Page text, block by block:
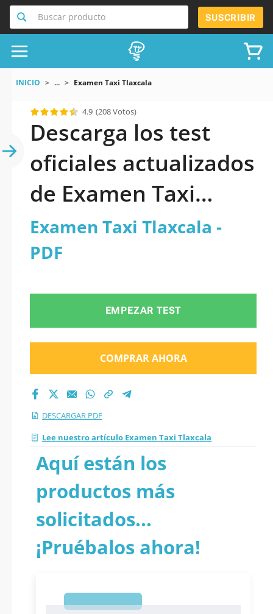
Buscar producto SUSCRIBIR
INICIO ... Examen Taxi Tlaxcala
4.9 (208 Votos)
Descarga los test
oficiales actualizados
de Examen Taxi
Tlaxcala 2026 en PDF
Examen Taxi Tlaxcala -
PDF
EMPEZAR TEST
COMPRAR AHORA
DESCARGAR PDF
Lee nuestro artículo Examen Taxi Tlaxcala
Aquí están los
productos más
solicitados...
¡Pruébalos ahora!